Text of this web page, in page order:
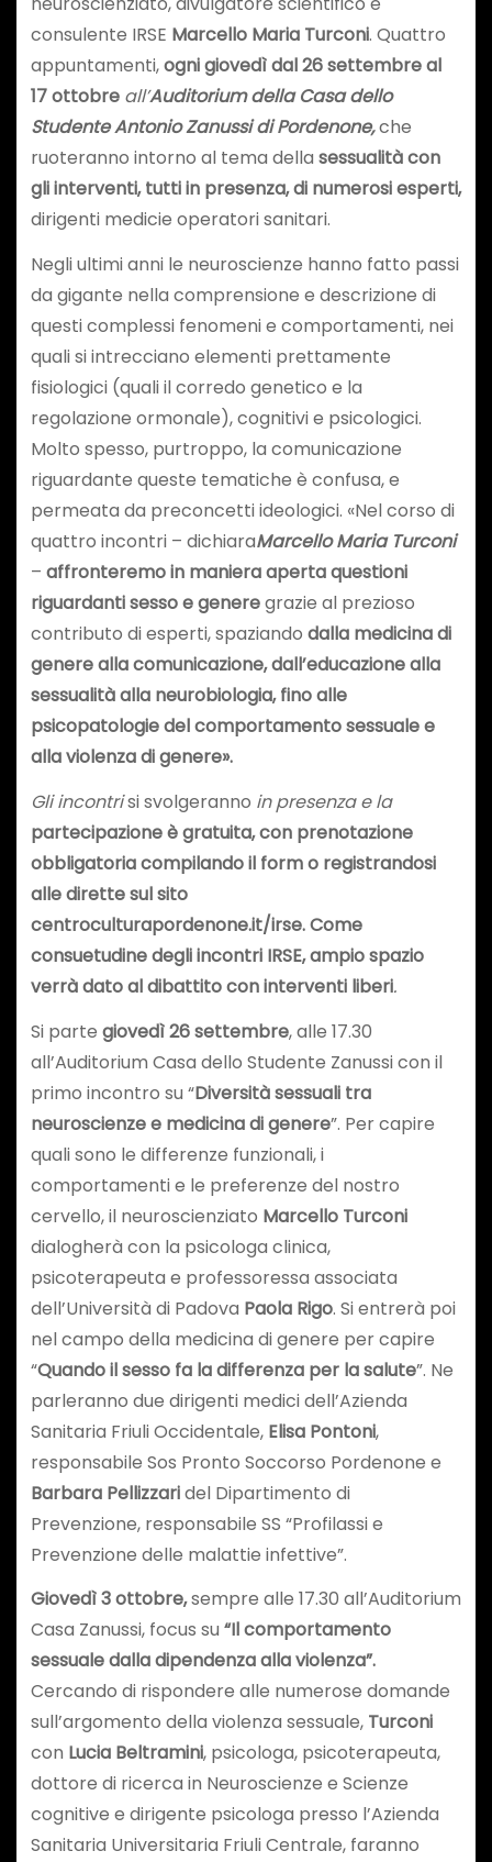
consulente IRSE Marcello Maria Turconi. Quattro
appuntamenti,ogni giovedì dal 26 settembre al
17 ottobre all’Auditorium della Casa dello
Studente Antonio Zanussi di Pordenone,che
ruoteranno intorno al tema della sessualitàcon
gli interventi, tutti in presenza, di numerosi esperti,
dirigenti medicie operatori sanitari.
Negli ultimi anni le neuroscienze hanno fatto passi
da gigante nella comprensione e descrizione di
questi complessi fenomeni e comportamenti, nei
quali si intrecciano elementi prettamente
fisiologici (quali il corredo genetico e la
regolazione ormonale), cognitivi e psicologici.
Molto spesso, purtroppo, la comunicazione
riguardante queste tematiche è confusa, e
permeata da preconcetti ideologici. «Nel corso di
quattro incontri – dichiaraMarcello Maria Turconi
– affronteremo in maniera aperta questioni
riguardanti sesso e generegrazie al prezioso
contributo di esperti, spaziando dalla medicina di
genere alla comunicazione, dall’educazione alla
sessualità alla neurobiologia, fino alle
psicopatologie del comportamento sessuale e
alla violenza di genere».
Gliincontrisi svolgeranno in presenza e la
partecipazioneègratuita, con prenotazione
obbligatoria compilando il form o registrandosi
alle dirette sul sito
centroculturapordenone.it/irse.Come
consuetudine degli incontri IRSE, ampio spazio
verrà dato aldibattitocon interventi liberi.
Si parte giovedì 26 settembre, alle 17.30
all’Auditorium Casa dello Studente Zanussi con il
primo incontro su “Diversità sessuali tra
neuroscienze e medicina di genere”. Per capire
quali sono le differenze funzionali, i
comportamenti e le preferenze del nostro
cervello, il neuroscienziato Marcello Turconi
dialogherà con la psicologa clinica,
psicoterapeuta e professoressa associata
dell’Università di Padova Paola Rigo. Si entrerà poi
nel campo della medicina di genere per capire
“Quando il sesso fa la differenza per la salute”. Ne
parleranno due dirigenti medici dell’Azienda
Sanitaria Friuli Occidentale, Elisa Pontoni,
responsabile Sos Pronto Soccorso Pordenone e
Barbara Pellizzaridel Dipartimento di
Prevenzione, responsabile SS “Profilassi e
Prevenzione delle malattie infettive”.
Giovedì 3 ottobre,sempre alle 17.30 all’Auditorium
Casa Zanussi, focus su “Il comportamento
sessuale dalla dipendenza alla violenza”.
Cercando di rispondere alle numerose domande
sull’argomento della violenza sessuale, Turconi
con Lucia Beltramini, psicologa, psicoterapeuta,
dottore di ricerca in Neuroscienze e Scienze
cognitive e dirigente psicologa presso l’Azienda
Sanitaria Universitaria Friuli Centrale, faranno